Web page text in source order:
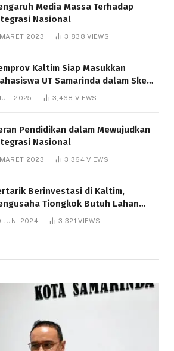
Media Massa Terhadap
Nasional
2023 3,838VIEWS
Kaltim Siap Masukkan
UT Samarinda dalam Skema
Pendidikan Gratispol
2025 3,468 VIEWS
Pendidikan dalam Mewujudkan
Nasional
2023 3,364VIEWS
Berinvestasi di Kaltim,
Tiongkok Butuh Lahan
Hektare
JUNI 2024 3,321VIEWS